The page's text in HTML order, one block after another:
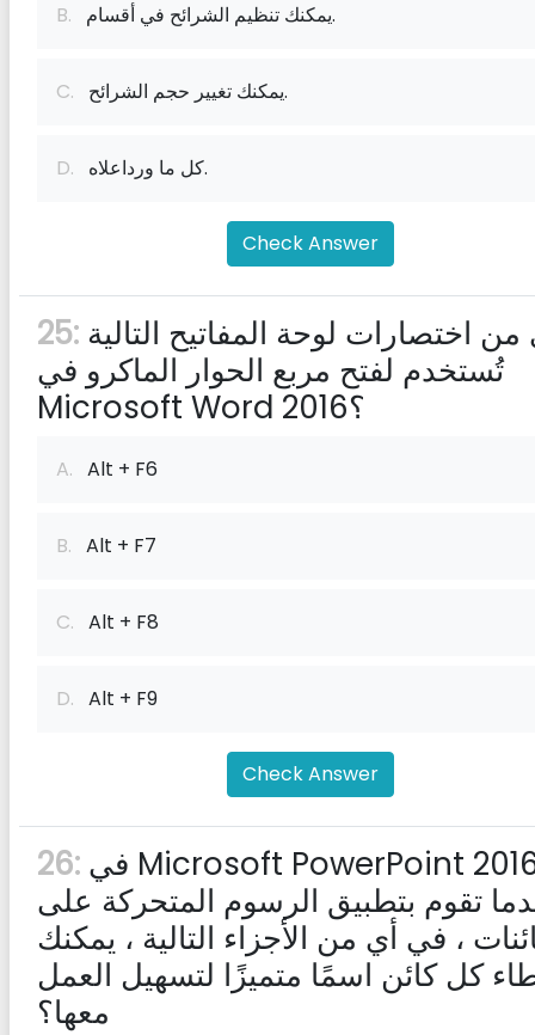
B. يمكنك تنظيم الشرائح في أقسام.
C. يمكنك تغيير حجم الشرائح.
D. كل ما ورداعلاه.
Check Answer
25:
تُستخدم لفتح مربع الحوار الماكرو في
Microsoft Word 2016؟
A. Alt + F6
B. Alt + F7
C. Alt + F8
D. Alt + F9
Check Answer
26:
تقوم بتطبيق الرسوم المتحركة على
، في أي من الأجزاء التالية ، يمكنك
كل كائن اسمًا متميزًا لتسهيل العمل
معها؟